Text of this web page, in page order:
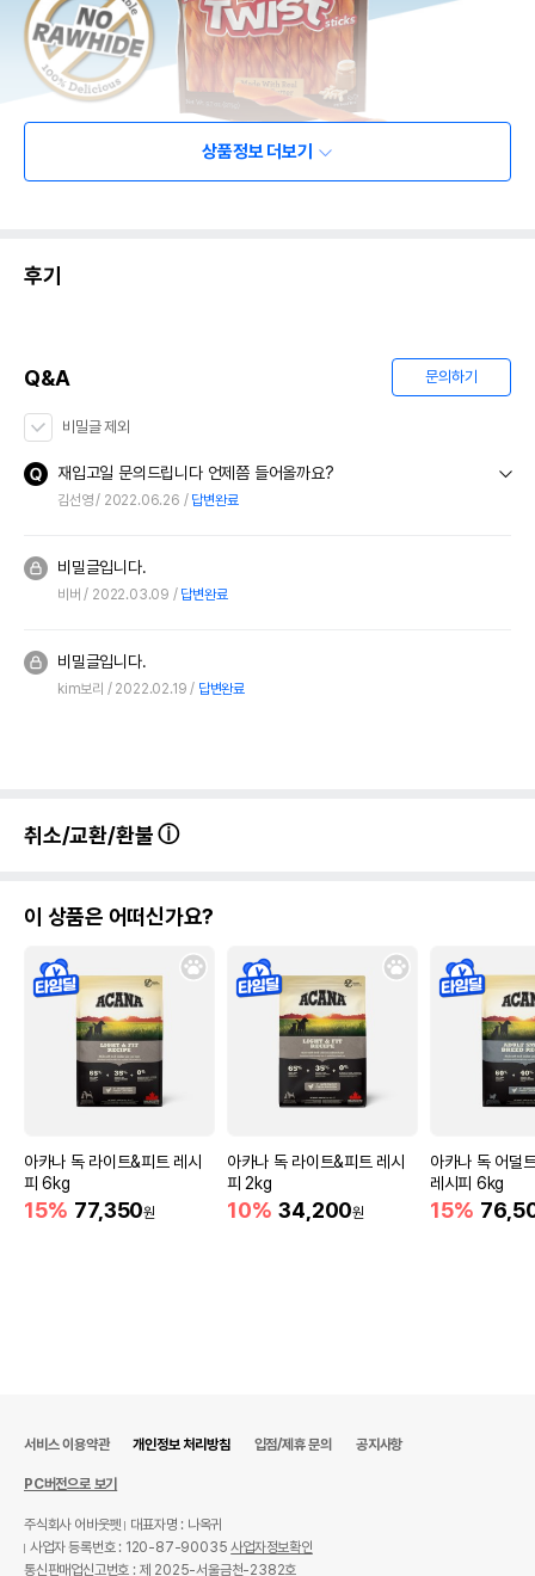
상품정보 더보기
후기
Q&A 문의하기
비밀글 제외
재입고일 문의드립니다 언제쯤 들어올까요?
김선영 2022.06.26 답변완료
비밀글입니다.
비버 2022.03.09 답변완료
비밀글입니다.
kim보리 2022.02.19 답변완료
취소/교환/환불
이 상품은 어떠신가요?
아카나 독 라이트&피트 레시
피 6kg
15% 77,350원
아카나 독 라이트&피트 레시
피 2kg
10% 34,200원
아카나 독 어덜
레시피 6kg
15%
서비스 이용약관 개인정보 처리방침 입점/제휴 문의 공지사항
PC버전으로 보기
주식회사 어바웃펫
대표자명 : 나옥귀
사업자 등록번호 : 120-87-90035사업자정보확인
통신판매업신고번호 : 제 2025-서울금천-2382호